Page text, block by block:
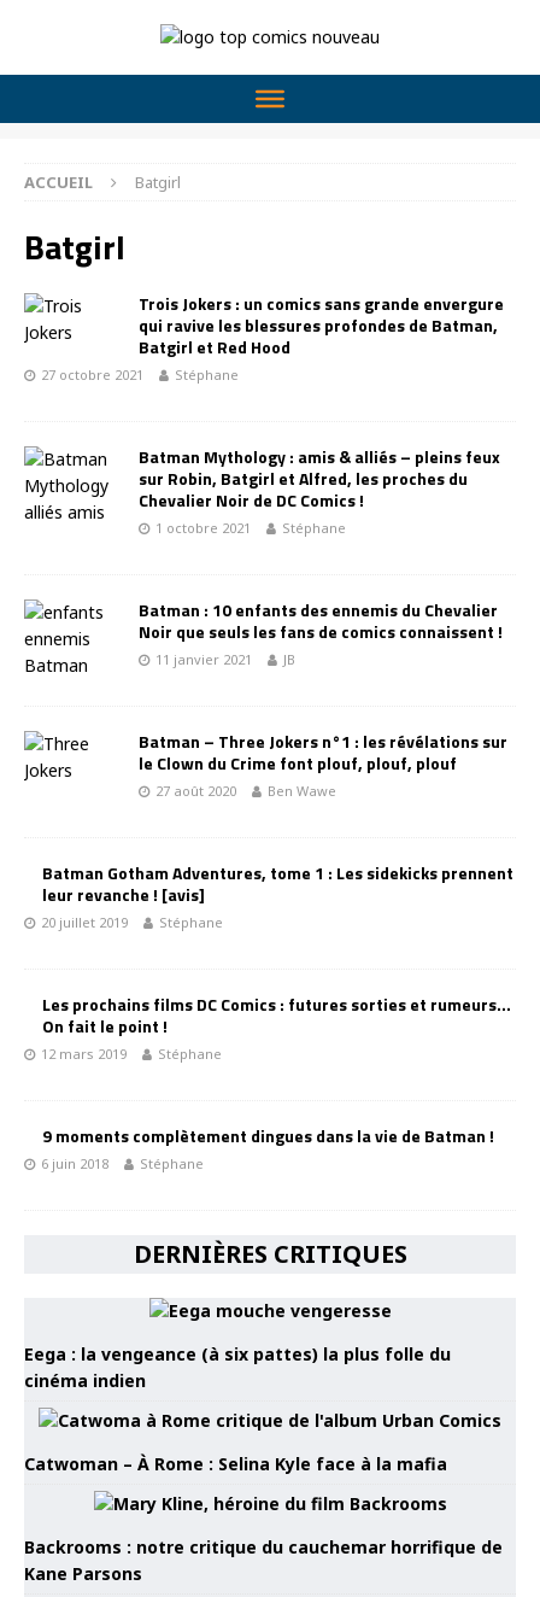
ACCUEIL Batgirl
Batgirl
Trois Jokers : un comics sans grande envergure
qui ravive les blessures profondes de Batman,
Batgirl et Red Hood
27 octobre 2021 Stéphane
Batman Mythology : amis & alliés – pleins feux
sur Robin, Batgirl et Alfred, les proches du
Chevalier Noir de DC Comics !
1 octobre 2021 Stéphane
Batman : 10 enfants des ennemis du Chevalier
Noir que seuls les fans de comics connaissent !
11 janvier 2021 JB
Batman – Three Jokers n°1 : les révélations sur
le Clown du Crime font plouf, plouf, plouf
27 août 2020 Ben Wawe
Batman Gotham Adventures, tome 1 : Les sidekicks prennent
leur revanche ! [avis]
20 juillet 2019 Stéphane
Les prochains films DC Comics : futures sorties et rumeurs…
On fait le point !
12 mars 2019 Stéphane
9 moments complètement dingues dans la vie de Batman !
6 juin 2018 Stéphane
DERNIÈRES CRITIQUES
Eega : la vengeance (à six pattes) la plus folle du
cinéma indien
Catwoman – À Rome : Selina Kyle face à la mafia
Backrooms : notre critique du cauchemar horrifique de
Kane Parsons